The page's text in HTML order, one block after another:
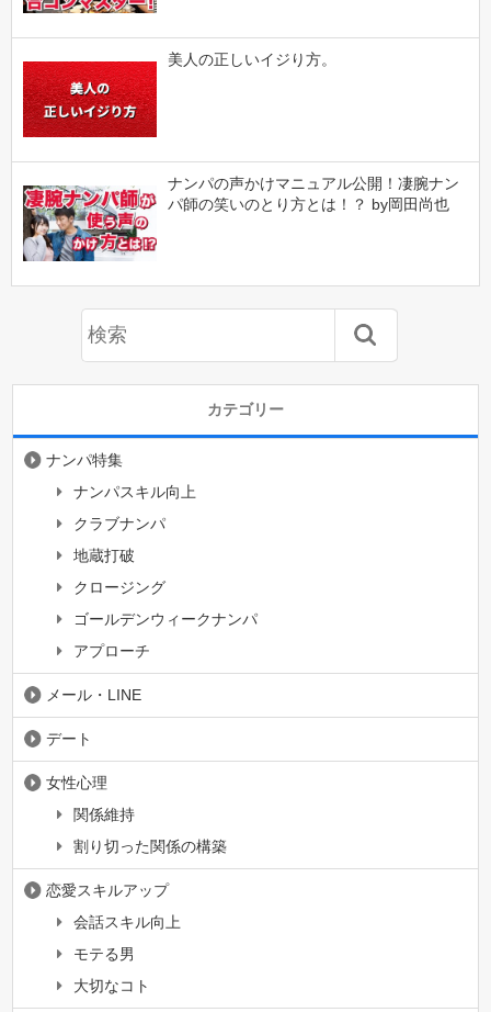
美人の正しいイジり方。
ナンパの声かけマニュアル公開！凄腕ナン
パ師の笑いのとり方とは！？ by岡田尚也
カテゴリー
ナンパ特集
ナンパスキル向上
クラブナンパ
地蔵打破
クロージング
ゴールデンウィークナンパ
アプローチ
メール・LINE
デート
女性心理
関係維持
割り切った関係の構築
恋愛スキルアップ
会話スキル向上
モテる男
大切なコト